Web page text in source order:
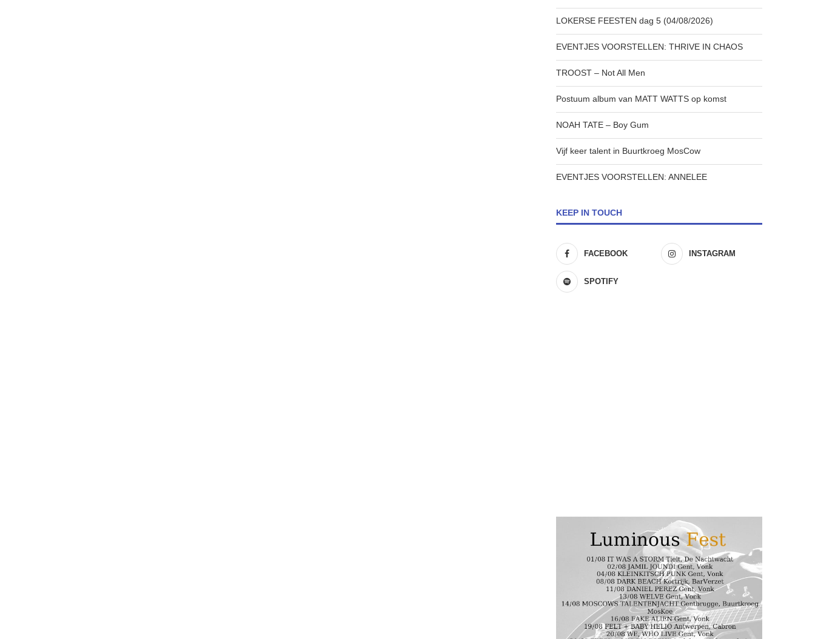
LOKERSE FEESTEN dag 5 (04/08/2026)
EVENTJES VOORSTELLEN: THRIVE IN CHAOS
TROOST – Not All Men
Postuum album van MATT WATTS op komst
NOAH TATE – Boy Gum
Vijf keer talent in Buurtkroeg MosCow
EVENTJES VOORSTELLEN: ANNELEE
KEEP IN TOUCH
FACEBOOK INSTAGRAM
SPOTIFY